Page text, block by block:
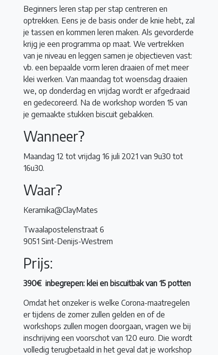
Beginners leren stap per stap centreren en
optrekken. Eens je de basis onder de knie hebt, zal
je tassen en kommen leren maken. Als gevorderde
krijg je een programma op maat. We vertrekken
van je niveau en leggen samen je objectieven vast:
vb. een bepaalde vorm leren draaien of met meer
klei werken. Van maandag tot woensdag draaien
we, op donderdag en vrijdag wordt er afgedraaid
en gedecoreerd. Na de workshop worden 15 van
je gemaakte stukken biscuit gebakken.
Wanneer?
Maandag 12 tot vrijdag 16 juli 2021 van 9u30 tot
16u30.
Waar?
Keramika@ClayMates
Twaalapostelenstraat 6
9051 Sint-Denijs-Westrem
Prijs:
390€ inbegrepen: klei en biscuitbak van 15 potten
Omdat het onzeker is welke Corona-maatregelen
er tijdens de zomer zullen gelden en of de
workshops zullen mogen doorgaan, vragen we bij
inschrijving een voorschot van 120 euro. Die wordt
volledig terugbetaald in het geval dat je workshop